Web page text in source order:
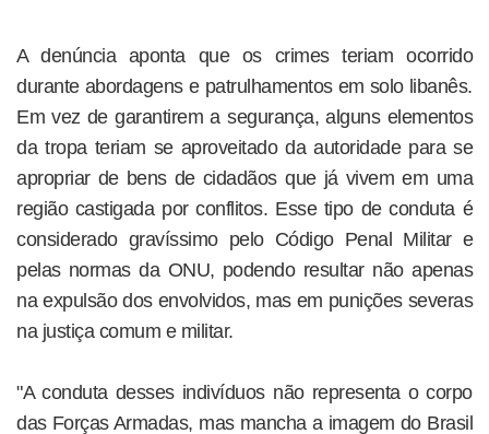
A denúncia aponta que os crimes teriam ocorrido
durante abordagens e patrulhamentos em solo libanês.
Em vez de garantirem a segurança, alguns elementos
da tropa teriam se aproveitado da autoridade para se
apropriar de bens de cidadãos que já vivem em uma
região castigada por conflitos. Esse tipo de conduta é
considerado gravíssimo pelo Código Penal Militar e
pelas normas da ONU, podendo resultar não apenas
na expulsão dos envolvidos, mas em punições severas
na justiça comum e militar.
"A conduta desses indivíduos não representa o corpo
das Forças Armadas, mas mancha a imagem do Brasil